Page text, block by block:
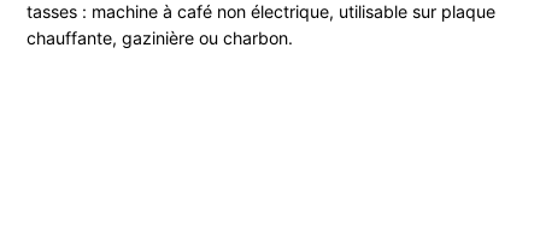
tasses : machine à café non électrique, utilisable sur plaque
chauffante, gazinière ou charbon.